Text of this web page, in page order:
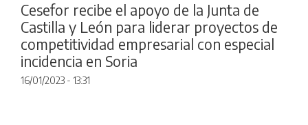
Cesefor recibe el apoyo de la Junta de
Castilla y León para liderar proyectos de
competitividad empresarial con especial
incidencia en Soria
16/01/2023 - 13:31